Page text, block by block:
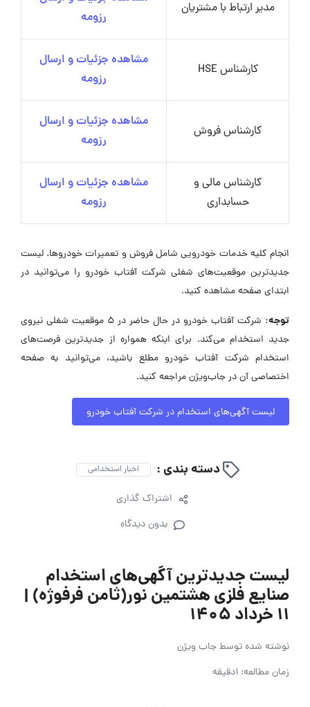
مدیر ارتباط با مشتریان
رزومه
کارشناس HSE
مشاهده جزئیات و ارسال
رزومه
کارشناس فروش
مشاهده جزئیات و ارسال
رزومه
کارشناس مالی و
حسابداری
مشاهده جزئیات و ارسال
رزومه
انجام کلیه خدمات خودرویی شامل فروش و تعمیرات خودروها. لیست
جدیدترین موقعیت‌های شغلی شرکت آفتاب خودرو را می‌توانید در
ابتدای صفحه مشاهده کنید.
توجه:
شرکت آفتاب خودرو در حال حاضر در ۵ موقعیت شغلی نیروی
جدید استخدام می‌کند. برای اینکه همواره از جدیدترین فرصت‌های
استخدام شرکت آفتاب خودرو مطلع باشید، می‌توانید به صفحه
اختصاصی آن در جاب‌ویژن مراجعه کنید.
لیست آگهی‌های استخدام در شرکت آفتاب خودرو
دسته بندی : اخبار استخدامی
اشتراک گذاری
بدون دیدگاه
لیست جدیدترین آگهی‌های استخدام
صنایع فلزی هشتمین نور(ثامن فرفوژه) |
۱۱ خرداد ۱۴۰۵
نوشته شده توسطجاب ویژن
زمان مطالعه: 1دقیقه